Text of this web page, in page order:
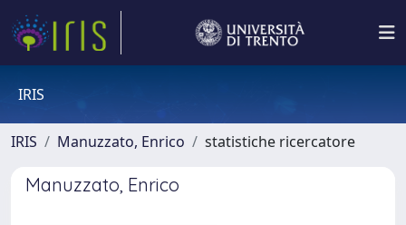
IRIS
IRIS Manuzzato, Enrico statistiche ricercatore
Manuzzato, Enrico